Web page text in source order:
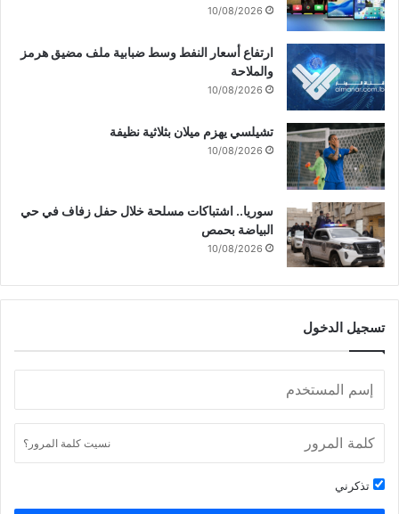
10/08/2026
ارتفاع أسعار النفط وسط ضبابية ملف مضيق هرمز
والملاحة
10/08/2026
تشيلسي يهزم ميلان بثلاثية نظيفة
10/08/2026
سوريا.. اشتباكات مسلحة خلال حفل زفاف في حي
البياضة بحمص
10/08/2026
تسجيل الدخول
نسيت كلمة المرور؟
تذكرني